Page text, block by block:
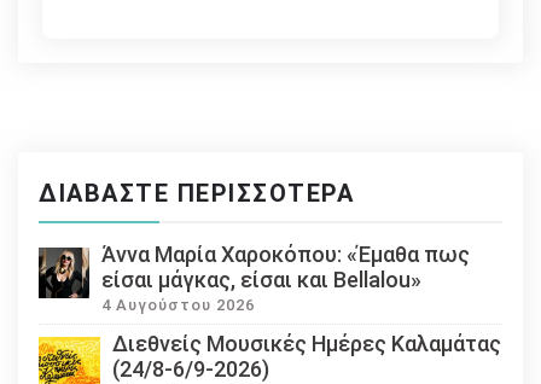
ΔΙΑΒΆΣΤΕ ΠΕΡΙΣΣΌΤΕΡΑ
Άννα Μαρία Χαροκόπου: «Έμαθα πως
είσαι μάγκας, είσαι και Bellalou»
4 Αυγούστου 2026
Διεθνείς Μουσικές Ημέρες Καλαμάτας
(24/8-6/9-2026)